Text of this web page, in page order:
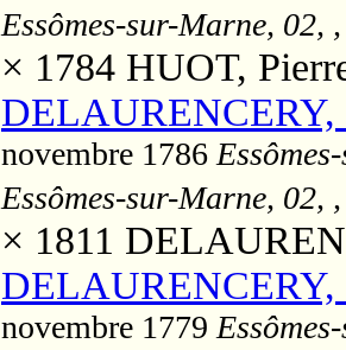
Essômes-sur-Marne, 02,
× 1784 HUOT,
DELAURENCERY,
novembre 1786
Essômes-sur-Marne, 02,
× 1811
DELAURENCERY,
novembre 1779